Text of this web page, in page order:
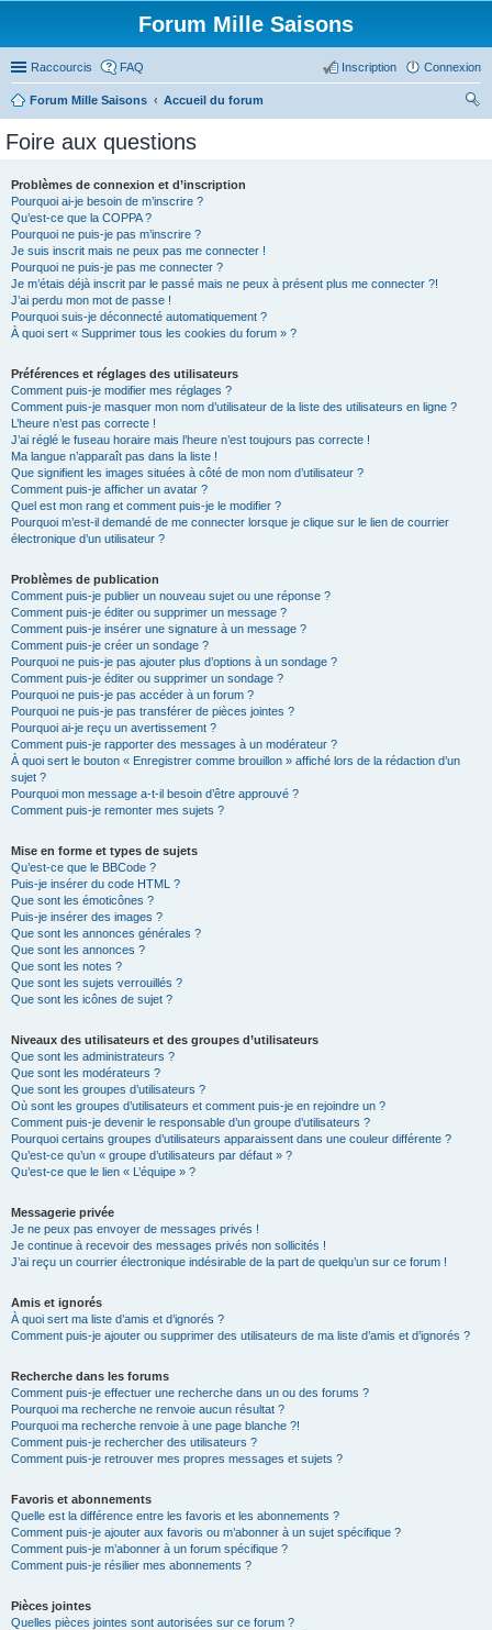
Forum Mille Saisons
Raccourcis FAQ Connexion
Inscription
Forum Mille Saisons
Accueil du forum
Foire aux questions
Problèmes de connexion et d’inscription
Pourquoi ai-je besoin de m’inscrire ?
Qu’est-ce que la COPPA ?
Pourquoi ne puis-je pas m’inscrire ?
Je suis inscrit mais ne peux pas me connecter !
Pourquoi ne puis-je pas me connecter ?
Je m’étais déjà inscrit par le passé mais ne peux à présent plus me connecter ?!
J’ai perdu mon mot de passe !
Pourquoi suis-je déconnecté automatiquement ?
À quoi sert « Supprimer tous les cookies du forum » ?
Préférences et réglages des utilisateurs
Comment puis-je modifier mes réglages ?
Comment puis-je masquer mon nom d’utilisateur de la liste des utilisateurs en ligne ?
L’heure n’est pas correcte !
J’ai réglé le fuseau horaire mais l’heure n’est toujours pas correcte !
Ma langue n’apparaît pas dans la liste !
Que signifient les images situées à côté de mon nom d’utilisateur ?
Comment puis-je afficher un avatar ?
Quel est mon rang et comment puis-je le modifier ?
Pourquoi m’est-il demandé de me connecter lorsque je clique sur le lien de courrier
électronique d’un utilisateur ?
Problèmes de publication
Comment puis-je publier un nouveau sujet ou une réponse ?
Comment puis-je éditer ou supprimer un message ?
Comment puis-je insérer une signature à un message ?
Comment puis-je créer un sondage ?
Pourquoi ne puis-je pas ajouter plus d’options à un sondage ?
Comment puis-je éditer ou supprimer un sondage ?
Pourquoi ne puis-je pas accéder à un forum ?
Pourquoi ne puis-je pas transférer de pièces jointes ?
Pourquoi ai-je reçu un avertissement ?
Comment puis-je rapporter des messages à un modérateur ?
À quoi sert le bouton « Enregistrer comme brouillon » affiché lors de la rédaction d’un
sujet ?
Pourquoi mon message a-t-il besoin d’être approuvé ?
Comment puis-je remonter mes sujets ?
Mise en forme et types de sujets
Qu’est-ce que le BBCode ?
Puis-je insérer du code HTML ?
Que sont les émoticônes ?
Puis-je insérer des images ?
Que sont les annonces générales ?
Que sont les annonces ?
Que sont les notes ?
Que sont les sujets verrouillés ?
Que sont les icônes de sujet ?
Niveaux des utilisateurs et des groupes d’utilisateurs
Que sont les administrateurs ?
Que sont les modérateurs ?
Que sont les groupes d’utilisateurs ?
Où sont les groupes d’utilisateurs et comment puis-je en rejoindre un ?
Comment puis-je devenir le responsable d’un groupe d’utilisateurs ?
Pourquoi certains groupes d’utilisateurs apparaissent dans une couleur différente ?
Qu’est-ce qu’un « groupe d’utilisateurs par défaut » ?
Qu’est-ce que le lien « L’équipe » ?
Messagerie privée
Je ne peux pas envoyer de messages privés !
Je continue à recevoir des messages privés non sollicités !
J’ai reçu un courrier électronique indésirable de la part de quelqu’un sur ce forum !
Amis et ignorés
À quoi sert ma liste d’amis et d’ignorés ?
Comment puis-je ajouter ou supprimer des utilisateurs de ma liste d’amis et d’ignorés ?
Recherche dans les forums
Comment puis-je effectuer une recherche dans un ou des forums ?
Pourquoi ma recherche ne renvoie aucun résultat ?
Pourquoi ma recherche renvoie à une page blanche ?!
Comment puis-je rechercher des utilisateurs ?
Comment puis-je retrouver mes propres messages et sujets ?
Favoris et abonnements
Quelle est la différence entre les favoris et les abonnements ?
Comment puis-je ajouter aux favoris ou m’abonner à un sujet spécifique ?
Comment puis-je m’abonner à un forum spécifique ?
Comment puis-je résilier mes abonnements ?
Pièces jointes
Quelles pièces jointes sont autorisées sur ce forum ?